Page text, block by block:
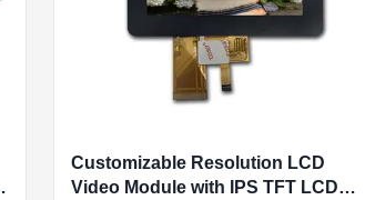
Customizable Resolution LCD
Video Module with IPS TFT LCD